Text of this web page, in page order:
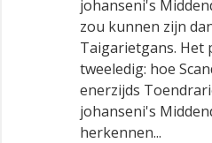
johanseni's
zou kunnen zijn
Taigarietgans. Het
tweeledig: hoe
enerzijds
johanseni's
herkennen...